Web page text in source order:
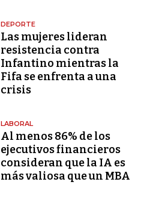
DEPORTE
Las mujeres lideran
resistencia contra
Infantino mientras la
Fifa se enfrenta a una
crisis
LABORAL
Al menos 86% de los
ejecutivos financieros
consideran que la IA es
más valiosa que un MBA